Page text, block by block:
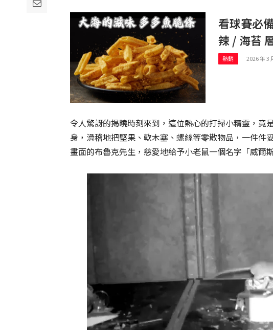
看球賽必
辣 / 海苔
熱銷 2026 年 3
令人驚訝的揭曉時刻來到，這位熱心的打掃小精靈，竟
身，滑稽地把堅果、軟木塞、螺絲等零散物品，一件件
畫面的布魯克先生，慈愛地給予小老鼠一個名字「威爾